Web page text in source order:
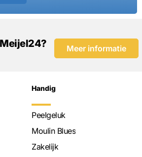
Meer informatie
Handig
Peelgeluk
Moulin Blues
Zakelijk